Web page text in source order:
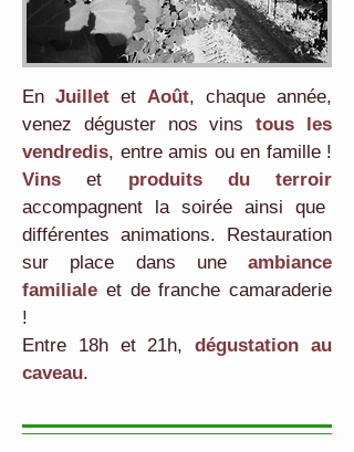
En Juillet et Août, chaque année,
venez déguster nos vinstous les
vendredis, entre amis ou en famille !
Vins et produits du terroir
accompagnent la soirée ainsi que
différentes animations. Restauration
sur place dans une ambiance
familiale et de franche camaraderie
!
Entre 18h et 21h,dégustation au
caveau.